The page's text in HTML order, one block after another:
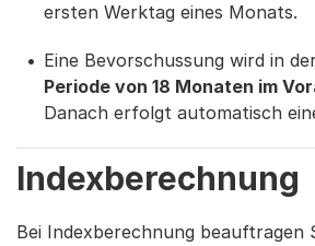
ersten Werktag eines Monats.
Eine Bevorschussung wird in
Periode von 18 Monaten im
Danach erfolgt automatisch
Indexberechnung
Bei Indexberechnung beauftragen